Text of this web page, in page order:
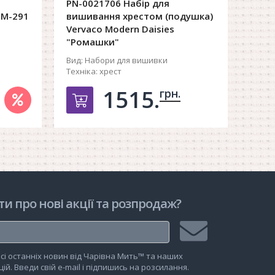
291
PN-0021706 Набір для
вишивання хрестом (подушка)
Vervaco Modern Daisies
"Ромашки"
Вид: Набори для вишивки
Техніка: хрест
Добавить в корзину
1515.грн.
про нові акції та розпродаж?
останніх новин від Чарівна Мить™ та наших
Введи свій e-mail і підпишись на розсилання.